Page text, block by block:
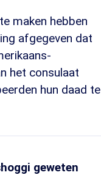
maken hebben
afgegeven dat
het consulaat
hun daad te
geweten